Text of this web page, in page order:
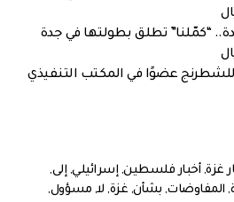
“كمّلنا” تطلق بطولتها في جدة
عضوًا في المكتب التنفيذي
غزة, أخبار فلسطين, إسرائيلي, إلى,
, المفاوضات, بشأن, غزة, لا, مسؤول,